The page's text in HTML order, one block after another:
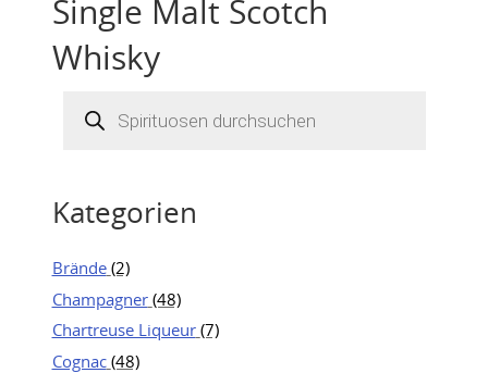
Single Malt Scotch
Whisky
search
Kategorien
Brände (2)
Champagner (48)
Chartreuse Liqueur (7)
Cognac (48)